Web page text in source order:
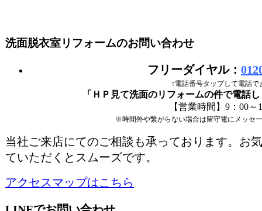
洗面脱衣室リフォームのお問い合わせ
フリーダイヤル：
↑電話番号タップして電話で
「ＨＰ見て洗面のリフォームの件で電話
【営業時間】9：00～
※時間外や繋がらない場合は留守電にメッセ
当社ご来店にてのご相談も承っております。お
ていただくとスムーズです。
アクセスマップはこちら